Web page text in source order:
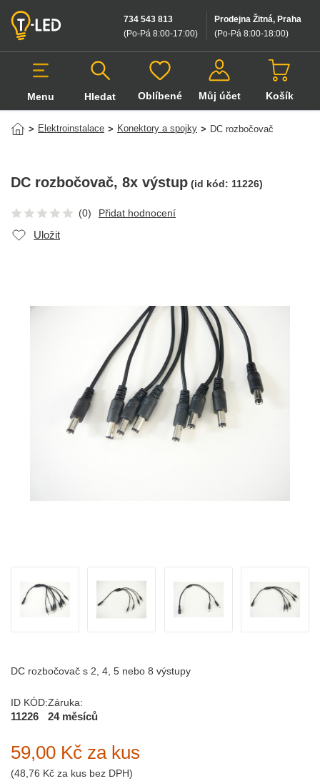
Prodejna Žitná, Praha
(Po-Pá 8:00-18:00)
734 543 813
(Po-Pá 8:00-17:00)
Menu Hledat
Hledat v produktech
Oblíbené Můj účet Košík
> Elektroinstalace > Konektory a spojky > DC rozbočovač
DC rozbočovač, 8x výstup (id kód: 11226)
(0) Přidat hodnocení
Uložit
DC rozbočovač s 2, 4, 5 nebo 8 výstupy
ID KÓD:
11226
Záruka:
24 měsíců
59,00 Kč za kus
(48,76 Kč za kus bez DPH)